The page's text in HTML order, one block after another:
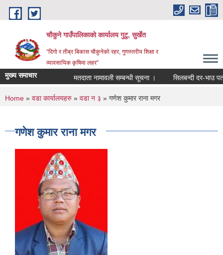
Skip to main content
चौकुने गाउँपालिकाकाे कार्यालय गुटु, सुर्खेत
“दिगो र तीब्र बिकास चौकुनेको रहर, गुणस्तरीय शिक्षा र
व्यावसायिक कृषिमा लहर”
मुख्य समाचार मतदाता नामावली सम्बन्धी सूचना । सिलबन्दी दर-भाउ
You are here
Home » वडा कार्यालयहरु » वडा न ३ » गणेश कुमार राना मगर
गणेश कुमार राना मगर